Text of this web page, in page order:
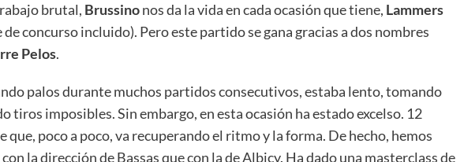
brutal, Brussinonos da la vida en cada ocasión que tiene, Lammers
concurso incluido). Pero este partido se gana gracias a dos nombres
Pelos.
palos durante muchos partidos consecutivos, estaba lento, tomando
tiros imposibles. Sin embargo, en esta ocasión ha estado excelso. 12
que, poco a poco, va recuperando el ritmo y la forma. De hecho, hemos
la dirección de Bassas que con la de Albicy. Ha dado una masterclass de